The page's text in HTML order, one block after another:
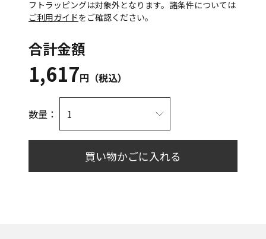
フトラッピングは対象外となります。諸条件については
ご利用ガイドをご確認ください。
合計金額
1,617円（税込）
数量：
買い物かごに入れる